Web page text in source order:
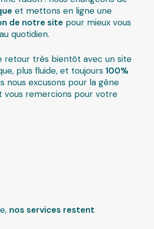
et mettons en ligne une
de notre site pour mieux vous
quotidien.
retour très bientôt avec un site
plus fluide, et toujours 100%
nous excusons pour la gêne
vous remercions pour votre
nos services restent